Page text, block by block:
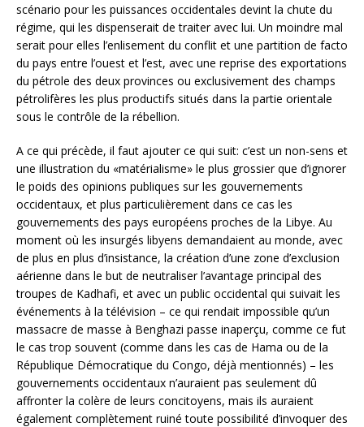
scénario pour les puissances occidentales devint la chute du
régime, qui les dispenserait de traiter avec lui. Un moindre mal
serait pour elles l’enlisement du conflit et une partition de facto
du pays entre l’ouest et l’est, avec une reprise des exportations
du pétrole des deux provinces ou exclusivement des champs
pétrolifères les plus productifs situés dans la partie orientale
sous le contrôle de la rébellion.
A ce qui précède, il faut ajouter ce qui suit: c’est un non-sens et
une illustration du «matérialisme» le plus grossier que d’ignorer
le poids des opinions publiques sur les gouvernements
occidentaux, et plus particulièrement dans ce cas les
gouvernements des pays européens proches de la Libye. Au
moment où les insurgés libyens demandaient au monde, avec
de plus en plus d’insistance, la création d’une zone d’exclusion
aérienne dans le but de neutraliser l’avantage principal des
troupes de Kadhafi, et avec un public occidental qui suivait les
événements à la télévision – ce qui rendait impossible qu’un
massacre de masse à Benghazi passe inaperçu, comme ce fut
le cas trop souvent (comme dans les cas de Hama ou de la
République Démocratique du Congo, déjà mentionnés) – les
gouvernements occidentaux n’auraient pas seulement dû
affronter la colère de leurs concitoyens, mais ils auraient
également complètement ruiné toute possibilité d’invoquer des